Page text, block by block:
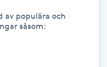
populära och
såsom: